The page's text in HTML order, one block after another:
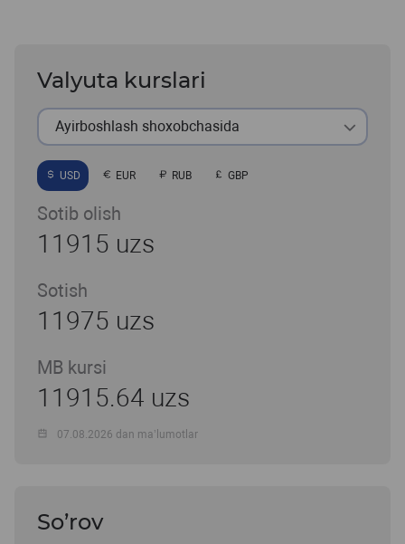
Valyuta kurslari
Ayirboshlash shoxobchasida
USD EUR RUB GBP
Sotib olish
11915 uzs
Sotish
11975 uzs
MB kursi
11915.64 uzs
07.08.2026 dan ma’lumotlar
So’rov